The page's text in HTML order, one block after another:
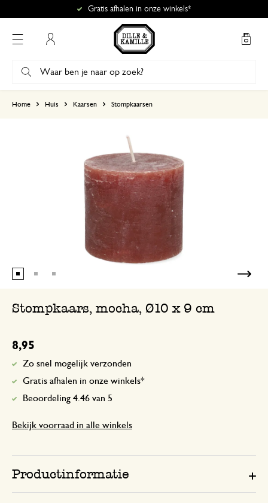
Gratis afhalen in onze winkels*
Home Huis Kaarsen Stompkaarsen
Stompkaars, mocha, Ø10 x 9 cm
8,95
Zo snel mogelijk verzonden
Gratis afhalen in onze winkels*
Beoordeling 4.46 van 5
Bekijk voorraad in alle winkels
Productinformatie